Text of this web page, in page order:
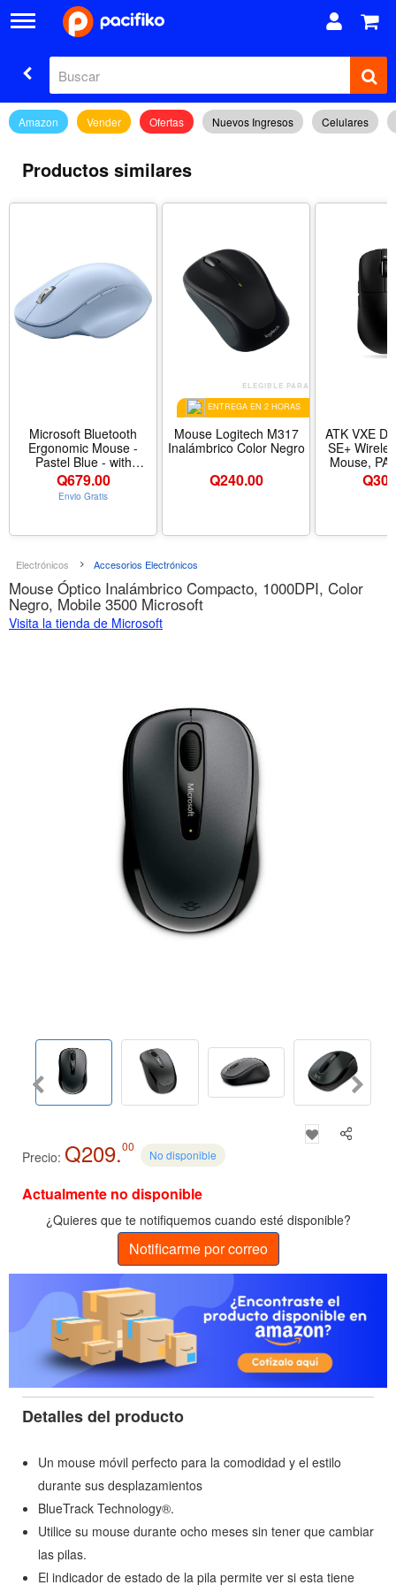
Amazon Vender Ofertas Nuevos Ingresos Celulares
Productos similares
Microsoft Bluetooth
Ergonomic Mouse -
Pastel Blue - with
Thumb Rest, Precise
Tracking, and
Customizable Buttons -
Q679.00
Envio Gratis
ELEGIBLE PARA
ENTREGA EN 2 HORAS
Mouse Logitech M317
Inalámbrico Color Negro
Q240.00
ATK VXE
SE+
Mouse,
Sensor,
18,000,
2.4G/
Q
Electrónicos Accesorios Electrónicos
Mouse Óptico Inalámbrico Compacto, 1000DPI, Color
Negro, Mobile 3500 Microsoft
Visita la tienda de Microsoft
Precio: Q209.00
No disponible
Actualmente no disponible
¿Quieres que te notifiquemos cuando esté disponible?
Notificarme por correo
Detalles del producto
Un mouse móvil perfecto para la comodidad y el estilo
durante sus desplazamientos
BlueTrack Technology®.
Utilice su mouse durante ocho meses sin tener que cambiar
las pilas.
El indicador de estado de la pila permite ver si esta tiene